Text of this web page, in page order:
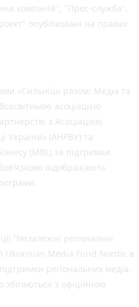
компаній", "Прес-служба",
опубліковані на правах
«Сильніші разом: Медіа та
асоціацією
з Асоціацією
України» (АНРВУ) та
(MBL) за підтримки
відображають
“Незалежні регіональні
Ukrainian Media Fund Nordic в
регіональних медіа.
збігаються з офіційною